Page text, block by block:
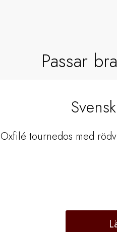
Passar
Oxfilé tournedos med